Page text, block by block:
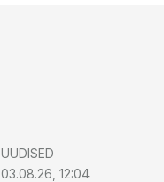
UUDISED
03.08.26, 12:04